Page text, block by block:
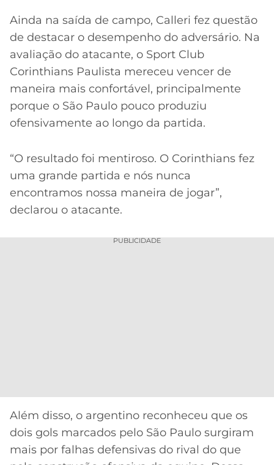
Ainda na saída de campo, Calleri fez questão
de destacar o desempenho do adversário. Na
avaliação do atacante, o Sport Club
Corinthians Paulista mereceu vencer de
maneira mais confortável, principalmente
porque o São Paulo pouco produziu
ofensivamente ao longo da partida.
“O resultado foi mentiroso. O Corinthians fez
uma grande partida e nós nunca
encontramos nossa maneira de jogar”,
declarou o atacante.
PUBLICIDADE
Além disso, o argentino reconheceu que os
dois gols marcados pelo São Paulo surgiram
mais por falhas defensivas do rival do que